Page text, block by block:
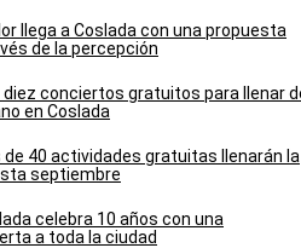
llega a Coslada con una propuesta
de la percepción
diez conciertos gratuitos para llenar
en Coslada
de 40 actividades gratuitas llenarán la
septiembre
celebra 10 años con una
a toda la ciudad